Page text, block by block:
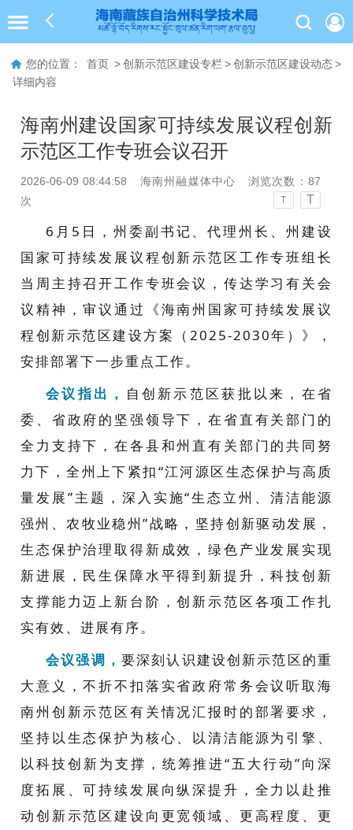
您的位置： 首页 > 创新示范区建设专栏 > 创新示范区建设动态 >
详细内容
海南州建设国家可持续发展议程创新
示范区工作专班会议召开
2026-06-09 08:44:58 海南州融媒体中心 浏览次数： 87
次
T T
6 月 5 日，州 委副书记、代理州长、州建设
国家可持续发展议程创新示范区工作专班组长
当周主持召开工作专班会议，传达学习有关会
议精神，审议通过《海南州国家可持续发展议
程创新示范区建设方案（ 2025-2030年）》，
安排部署下一步重点工作。
会议指出， 自创新示范区获批以来 ，在省
委 、 省政府的坚强领导下，在省直有关部门的
全力 支持下，在各县和州直有关部门的共同努
力下，全州上下紧扣“江河源区生态保护与高质
量发展”主题，深入实施“生态立州、清洁能源
强州、农牧业稳州”战略，坚持创新驱动发展，
生态保护治理取得新成效，绿色产业发展实现
新进展，民生保障水平得到新提升，科技创新
支撑能力迈上新台阶，创新示范区各项工作扎
实有效、进展有序。
会议强调， 要深刻认识建设创新示范区的重
大意义，不折不扣落实省政府常务会议听取海
南州创新示范区有关情况汇报时的部署要求，
坚持以生态保护为核心、以清洁能源为引擎、
以科技创新为支撑，统筹推进“五大行动”向深
度拓展、可持续发展向纵深提升，全力以赴推
动创新示范区建设向更宽领域、更高程度、更